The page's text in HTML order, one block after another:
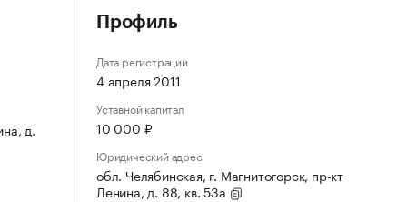
д.
Профиль
Дата регистрации
4 апреля 2011
Уставной капитал
10 000 ₽
Юридический адрес
обл. Челябинская, г. Магнитогорск, пр-кт
Ленина, д. 88, кв. 53а